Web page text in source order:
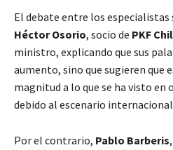
El debate entre los especialistas
Héctor Osorio, socio de PKF
ministro, explicando que sus
aumento, sino que sugieren que
magnitud a lo que se ha visto en
debido al escenario
Por el contrario, Pablo Barberis